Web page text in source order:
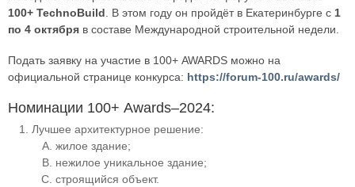
100+ TechnoBuild . В этом году он пройдёт в Екатеринбурге с 1
по 4 октября в составе Международной строительной недели.
Подать заявку на участие в 100+ AWARDS можно на
официальной странице конкурса: https://forum-100.ru/awards/
Номинации 100+ Awards–2024:
Лучшее архитектурное решение:
жилое здание;
нежилое уникальное здание;
строящийся объект.